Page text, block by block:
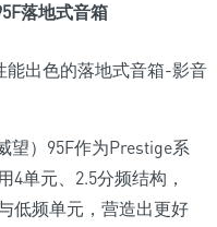
落地式音箱
望）95F作为Prestige系
4单元、2.5分频结构，
低频单元，营造出更好